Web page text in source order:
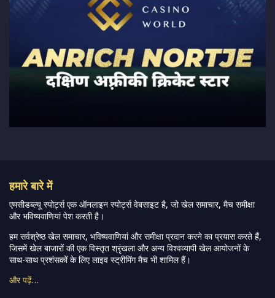
हमारे बारे में
एमसीडब्ल्यू स्पोर्ट्स एक ऑनलाइन स्पोर्ट्स वेबसाइट है, जो खेल समाचार, मैच समीक्षा
और भविष्यवाणियां पेश करती है।
हम सर्वश्रेष्ठ खेल समाचार, भविष्यवाणियां और समीक्षा प्रदान करने का प्रयास करते हैं,
जिसमें खेल बाजारों की एक विस्तृत श्रृंखला और अन्य विश्वव्यापी खेल आयोजनों के
साथ-साथ प्रशंसकों के लिए लाइव स्ट्रीमिंग मैच भी शामिल हैं।
और पढ़ें…